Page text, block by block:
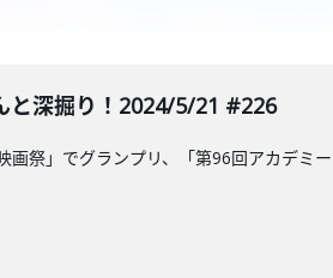
と深掘り！2024/5/21 #226
祭」でグランプリ、「第96回アカデミ